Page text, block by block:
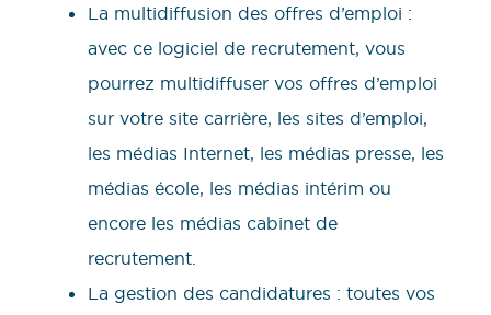
La multidiffusion des offres d’emploi :
avec ce logiciel de recrutement, vous
pourrez multidiffuser vos offres d’emploi
sur votre site carrière, les sites d’emploi,
les médias Internet, les médias presse, les
médias école, les médias intérim ou
encore les médias cabinet de
recrutement.
La gestion des candidatures : toutes vos